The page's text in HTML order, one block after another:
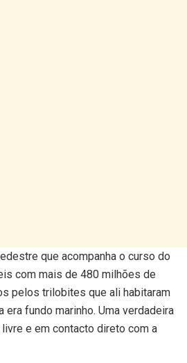
que acompanha o curso do
com mais de 480 milhões de
pelos trilobites que ali habitaram
era fundo marinho. Uma verdadeira
e em contacto direto com a